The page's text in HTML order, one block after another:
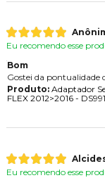
Eu recomendo esse
Bom
Gostei da pontualidade
Produto:Adaptador
FLEX 2012>2016 -
Eu recomendo esse